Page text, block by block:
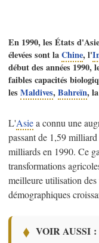
En 1990, les États
élevées sont laChine, l'
début des années 1990,
faibles capacités
les Maldives,Bahreïn, la
L'Asiea connu une
passant de 1,59
milliards en 1990. Ce
transformations
meilleure utilisation des
démographiques
VOIR AUSSI :